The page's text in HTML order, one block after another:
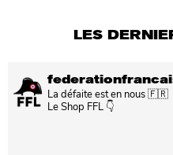
LES
La défaite est en nous 🇫🇷
Le Shop FFL 👇